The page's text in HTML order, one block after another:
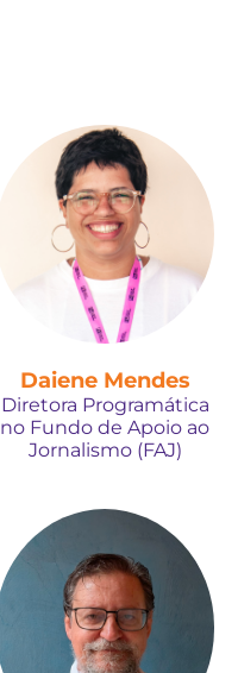
Daiene Mendes
Diretora Programática
no Fundo de Apoio ao
Jornalismo (FAJ)